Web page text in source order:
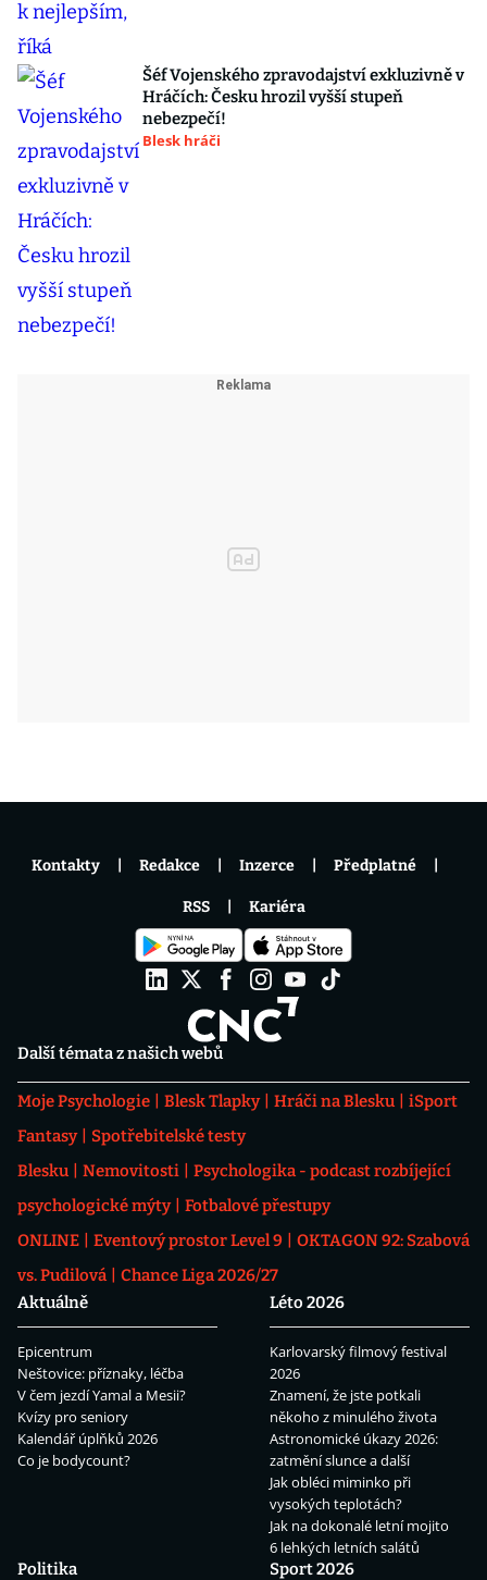
Šéf Vojenského zpravodajství exkluzivně v
Hráčích: Česku hrozil vyšší stupeň
nebezpečí!
Blesk hráči
Další témata z našich webů
Moje Psychologie Blesk Tlapky Hráči na Blesku
iSport
Fantasy
Spotřebitelské testy
Blesku
Nemovitosti
Psychologika - podcast rozbíjející
psychologické mýty
Fotbalové přestupy
ONLINE
Eventový prostor Level 9
OKTAGON 92: Szabová
vs. Pudilová
Chance Liga 2026/27
Aktuálně
Epicentrum
Neštovice: příznaky, léčba
V čem jezdí Yamal a Mesii?
Kvízy pro seniory
Kalendář úplňků 2026
Co je bodycount?
Léto 2026
Karlovarský filmový festival
2026
Znamení, že jste potkali
někoho z minulého života
Astronomické úkazy 2026:
zatmění slunce a další
Jak obléci miminko při
vysokých teplotách?
Jak na dokonalé letní mojito
6 lehkých letních salátů
Politika
Sport 2026
Kontakty Redakce Inzerce Předplatné
RSS Kariéra